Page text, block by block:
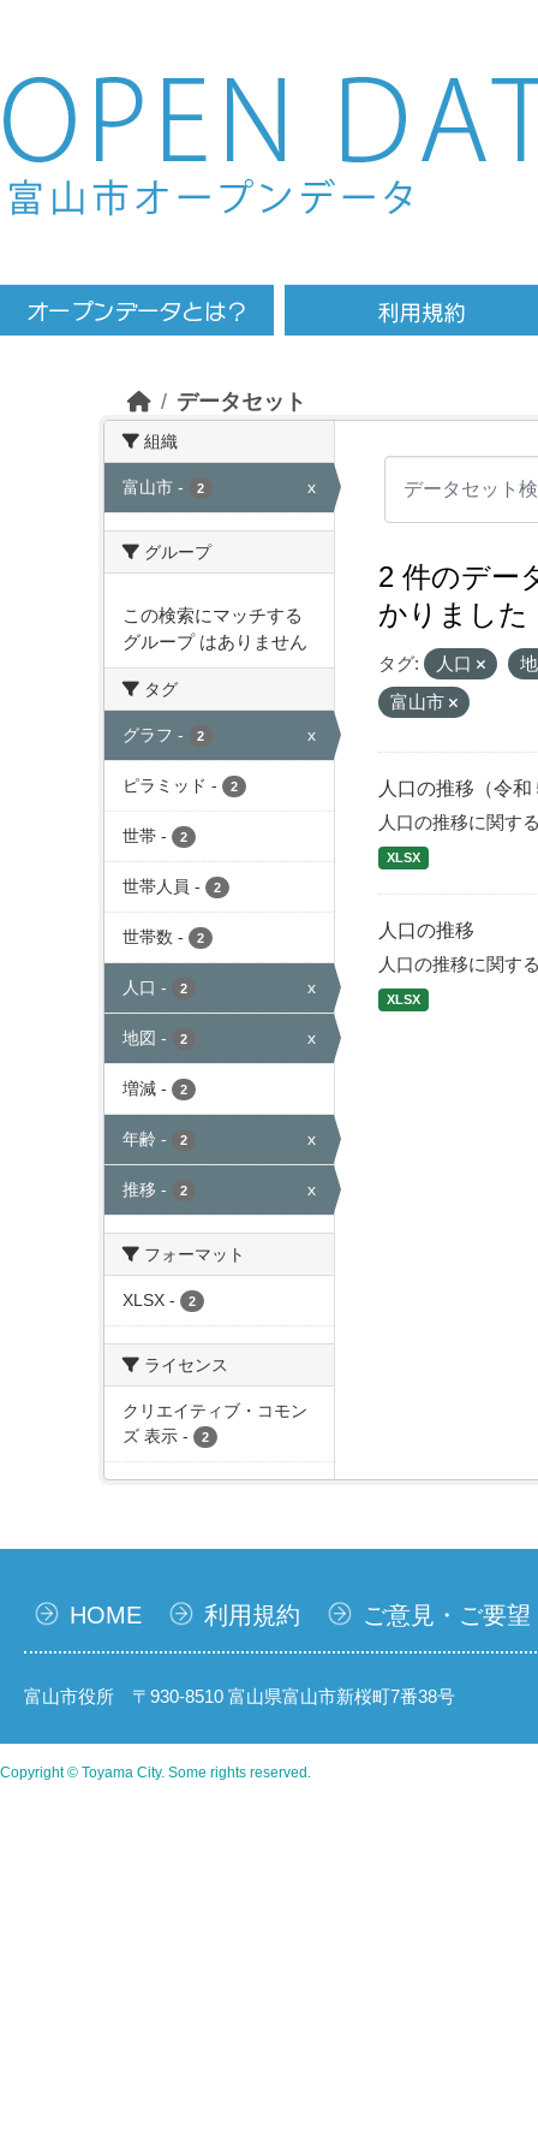
Skip to main content
データセット
組織
富山市 - 2 x
グループ
この検索にマッチする
グループ はありません
タグ
グラフ - 2 x
ピラミッド - 2
世帯 - 2
世帯人員 - 2
世帯数 - 2
人口 - 2 x
地図 - 2 x
増減 - 2
年齢 - 2 x
推移 - 2 x
フォーマット
XLSX - 2
ライセンス
クリエイティブ・コモン
ズ 表示 - 2
2 件のデー
かりました
タグ: 人口
富山市
人口の推移（令和
人口の推移に関す
XLSX
人口の推移
人口の推移に関す
XLSX
HOME 利用規約 ご意見・ご要望
富山市役所 〒930-8510 富山県富山市新桜町7番38号
Copyright © Toyama City. Some rights reserved.